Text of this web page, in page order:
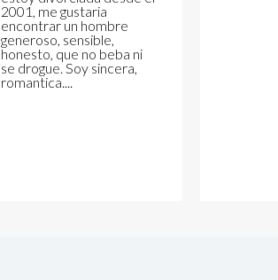
2001, me gustaria
encontrar un hombre
generoso, sensible,
honesto, que no beba ni
se drogue. Soy sincera,
romantica....